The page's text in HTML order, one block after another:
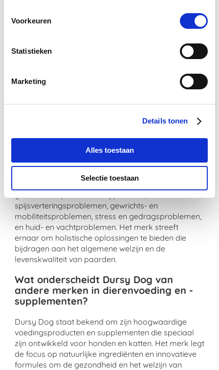
Voorkeuren
Statistieken
Marketing
Details tonen
Alles toestaan
Selectie toestaan
Hoe zorgt De Paardendrogist voor de
producten?
producten zijn gegarandeerd door strenge
Welke soorten problemen adresseren
De Paardendrogist producten
voornamelijk?
spijsverteringsproblemen, gewrichts- en
mobiliteitsproblemen, stress en gedragsproblemen,
en huid- en vachtproblemen. Het merk streeft
ernaar om holistische oplossingen te bieden die
bijdragen aan het algemene welzijn en de
levenskwaliteit van paarden.
Wat onderscheidt Dursy Dog van
andere merken in dierenvoeding en -
supplementen?
Dursy Dog staat bekend om zijn hoogwaardige
voedingsproducten en supplementen die speciaal
zijn ontwikkeld voor honden en katten. Het merk legt
de focus op natuurlijke ingrediënten en innovatieve
formules om de gezondheid en het welzijn van